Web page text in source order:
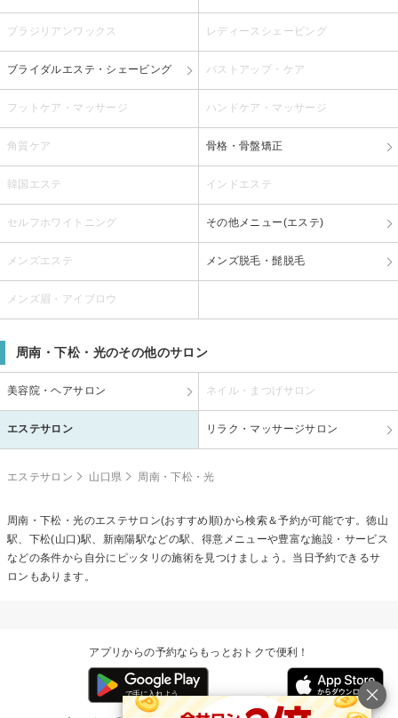
ブラジリアンワックス レディースシェービング
ブライダルエステ・シェービング バストアップ・ケア
フットケア・マッサージ ハンドケア・マッサージ
角質ケア 骨格・骨盤矯正
韓国エステ インドエステ
セルフホワイトニング その他メニュー(エステ)
メンズエステ メンズ脱毛・髭脱毛
メンズ眉・アイブロウ
周南・下松・光のその他のサロン
美容院・ヘアサロン ネイル・まつげサロン
エステサロン リラク・マッサージサロン
エステサロン 山口県 周南・下松・光
周南・下松・光のエステサロン(おすすめ順)から検索＆予約が可能です。徳山
駅、下松(山口)駅、新南陽駅などの駅、得意メニューや豊富な施設・サービス
などの条件から自分にピッタリの施術を見つけましょう。当日予約できるサ
ロンもあります。
アプリからの予約ならもっとおトクで便利！